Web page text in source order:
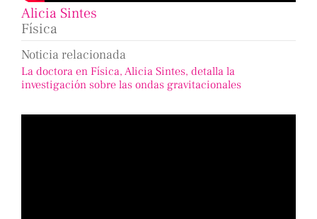
Alicia Sintes
Física
Noticia relacionada
La doctora en Física, Alicia Sintes, detalla la
investigación sobre las ondas gravitacionales